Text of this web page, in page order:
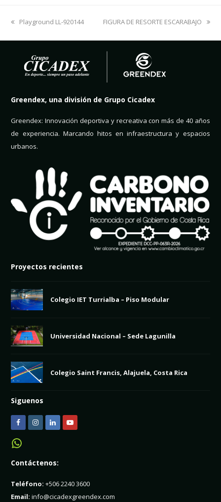
previous
Playground LL-920144
next
FIGURA DE RESORTE ESCARABAJO
Greendex, una división de Grupo Cicadex
Greendex: Innovación deportiva y recreativa con más de 40 años
de experiencia. Marcando hitos en infraestructura y espacios
urbanos.
Proyectos recientes
Colegio IET Turrialba – Piso Modular
Universidad Nacional – Sede Lagunilla
Colegio Saint Francis, Alajuela, Costa Rica
Siguenos
e
b
o
t
a
g
k
e
d
u
b
Contáctenos:
Teléfono: +506 2240 3600
Email: info@cicadexgreendex.com